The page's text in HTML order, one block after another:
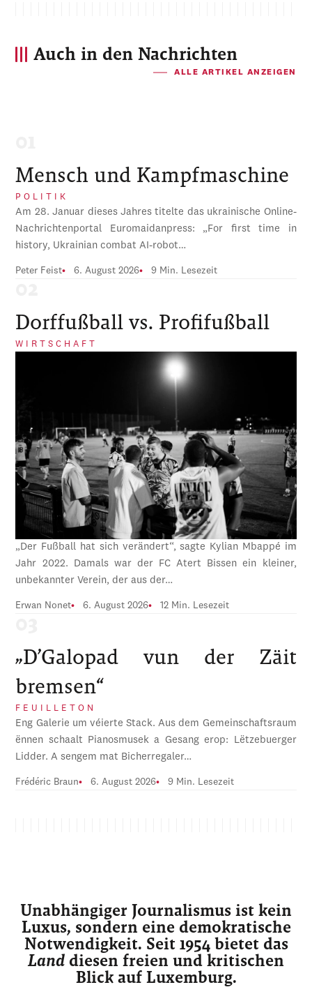
Auch in den Nachrichten
ALLE ARTIKEL ANZEIGEN
Mensch und Kampfmaschine
POLITIK
Am 28. Januar dieses Jahres titelte das ukrainische Online-
Nachrichtenportal Euromaidanpress: „For first time in
history, Ukrainian combat AI-robot…
Peter Feist 6. August 2026 9 Min. Lesezeit
Dorffußball vs. Profifußball
WIRTSCHAFT
„Der Fußball hat sich verändert“, sagte Kylian Mbappé im
Jahr 2022. Damals war der FC Atert Bissen ein kleiner,
unbekannter Verein, der aus der…
Erwan Nonet 6. August 2026 12 Min. Lesezeit
„D’Galopad vun der Zäit
bremsen“
FEUILLETON
Eng Galerie um véierte Stack. Aus dem Gemeinschaftsraum
ënnen schaalt Pianosmusek a Gesang erop: Lëtzebuerger
Lidder. A sengem mat Bicherregaler…
Frédéric Braun 6. August 2026 9 Min. Lesezeit
Unabhängiger Journalismus ist kein
Luxus, sondern eine demokratische
Notwendigkeit. Seit 1954 bietet das
Land diesen freien und kritischen
Blick auf Luxemburg.